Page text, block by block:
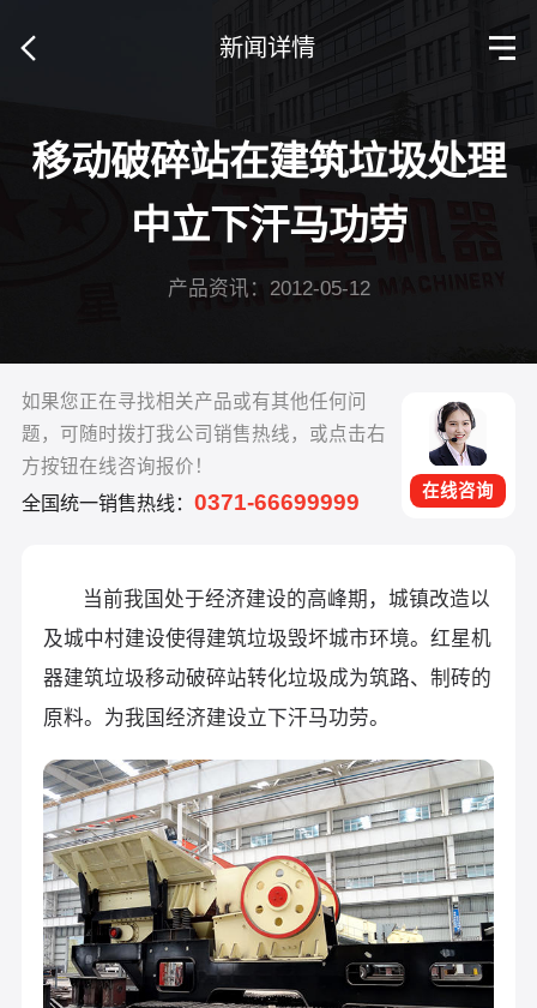
新闻详情
移动破碎站在建筑垃圾处理
中立下汗马功劳
产品资讯：2012-05-12
如果您正在寻找相关产品或有其他任何问
题，可随时拨打我公司销售热线，或点击右
方按钮在线咨询报价！
全国统一销售热线： 0371-66699999 在线咨询
当前我国处于经济建设的高峰期，城镇改造以
及城中村建设使得建筑垃圾毁坏城市环境。红星机
器建筑垃圾移动破碎站转化垃圾成为筑路、制砖的
原料。为我国经济建设立下汗马功劳。